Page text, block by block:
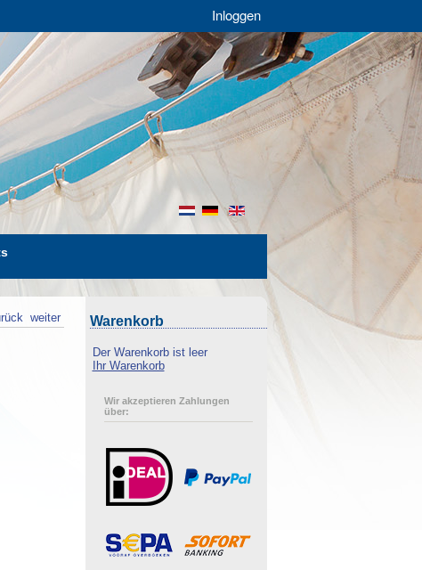
Inloggen
en
de
nl
weiter Warenkorb
Der Warenkorb ist leer
Ihr Warenkorb
Wir akzeptieren Zahlungen
über: